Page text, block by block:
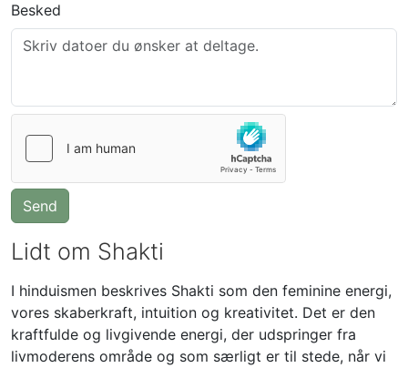
Besked
Send
Lidt om Shakti
I hinduismen beskrives Shakti som den feminine energi,
vores skaberkraft, intuition og kreativitet. Det er den
kraftfulde og livgivende energi, der udspringer fra
livmoderens område og som særligt er til stede, når vi